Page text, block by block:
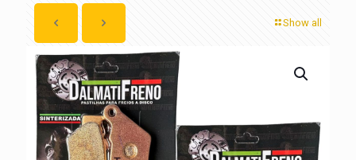
Show all